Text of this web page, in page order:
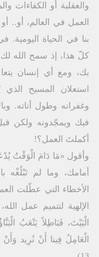
والعقلية أو الكفاءات
العمل في العالم، أو..
بنا في الحياة
كلّ هذا، إذ سمح الله
بك، ومع أي إنسان
استعلان المسيح
وغفرانه وطول أناته.
فيك ويمجّدونه ولكن
أكملتَ العمل؟!
أمامك، وما لم تَبْلُغْه
الأخطاء التي عطّلت
الإلهية لتتميم عمل